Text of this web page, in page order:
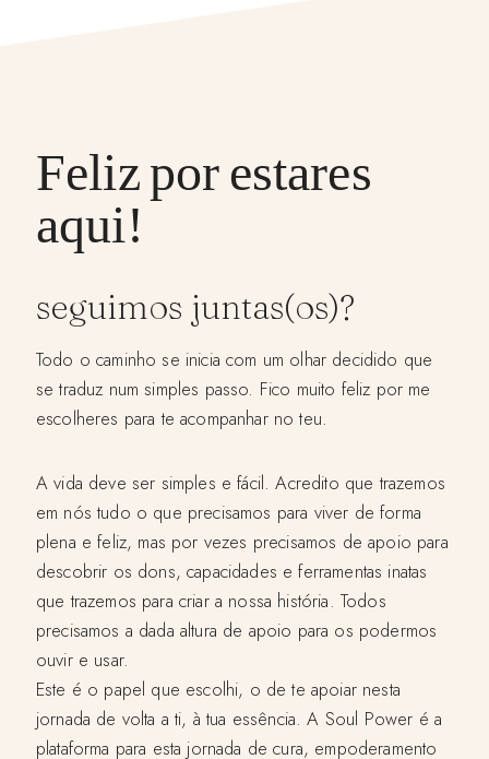
Feliz por estares
aqui!
seguimos juntas(os)?
Todo o caminho se inicia com um olhar decidido que
se traduz num simples passo. Fico muito feliz por me
escolheres para te acompanhar no teu.
A vida deve ser simples e fácil. Acredito que trazemos
em nós tudo o que precisamos para viver de forma
plena e feliz, mas por vezes precisamos de apoio para
descobrir os dons, capacidades e ferramentas inatas
que trazemos para criar a nossa história. Todos
precisamos a dada altura de apoio para os podermos
ouvir e usar.
Este é o papel que escolhi, o de te apoiar nesta
jornada de volta a ti, à tua essência. A Soul Power é a
plataforma para esta jornada de cura, empoderamento